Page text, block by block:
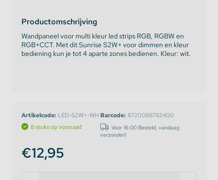
Productomschrijving
Wandpaneel voor multi kleur led strips RGB, RGBW en
RGB+CCT. Met dit Sunrise S2W+ voor dimmen en kleur
bediening kun je tot 4 aparte zones bedienen. Kleur: wit.
Artikelcode: LED-S2W+-WH Barcode: 8720088762400
8 stuks op voorraad
Voor 16:00 Besteld, vandaag
verzonden!
€12,95